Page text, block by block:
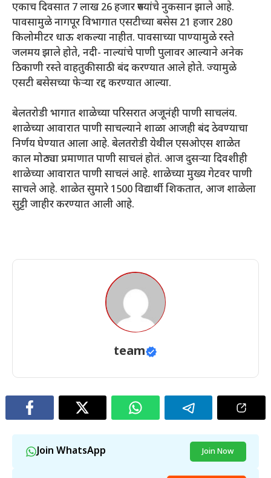
एकाच दिवसात 7 लाख 26 हजार रुपयांचे नुकसान झाले आहे.
पावसामुळे नागपूर विभागात एसटीच्या बसेस 21 हजार 280
किलोमीटर धाऊ शकल्या नाहीत. पावसाच्या पाण्यामुळे रस्ते
जलमय झाले होते, नदी- नाल्यांचे पाणी पुलावर आल्याने अनेक
ठिकाणी रस्ते वाहतुकीसाठी बंद करण्यात आले होते. ज्यामुळे
एसटी बसेसच्या फेऱ्या रद्द करण्यात आल्या.
बेलतरोडी भागात शाळेच्या परिसरात अजूनंही पाणी साचलंय.
शाळेच्या आवारात पाणी साचल्याने शाळा आजही बंद ठेवण्याचा
निर्णय घेण्यात आला आहे. बेलतरोडी येथील एसओएस शाळेत
काल मोठ्या प्रमाणात पाणी साचलं होतं. आज दुसऱ्या दिवशीही
शाळेच्या आवारात पाणी साचलं आहे. शाळेच्या मुख्य गेटवर पाणी
साचले आहे. शाळेत सुमारे 1500 विद्यार्थी शिकतात, आज शाळेला
सुट्टी जाहीर करण्यात आली आहे.
team
Join WhatsApp Join Now